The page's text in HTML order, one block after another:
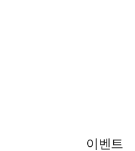
이벤트